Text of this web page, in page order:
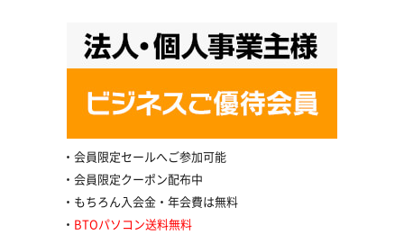
会員限定セールへご参加可能
会員限定クーポン配布中
もちろん入会金・年会費は無料
BTOパソコン送料無料